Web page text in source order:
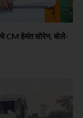
CM हेमंत सोरेन, बोले-